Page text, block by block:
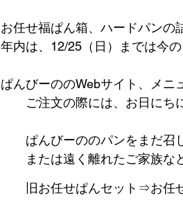
お任せ福ぱん箱、ハードパンの
年内は、12/25（日）までは今の
ぱんびーののWebサイト、メニ
ご注文の際には、お日に
ぱんびーののパンをまだ召
または遠く離れたご家族など
旧お任せぱんセット⇒お任せ